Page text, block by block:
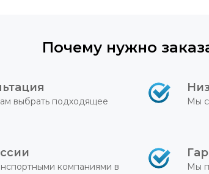
Почему нужно
выбрать подходящее
Мы
компаниями в
Мы